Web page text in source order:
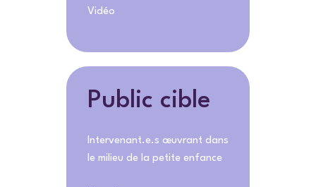
Vidéo
Public cible
Intervenant.e.s œuvrant dans
le milieu de la petite enfance